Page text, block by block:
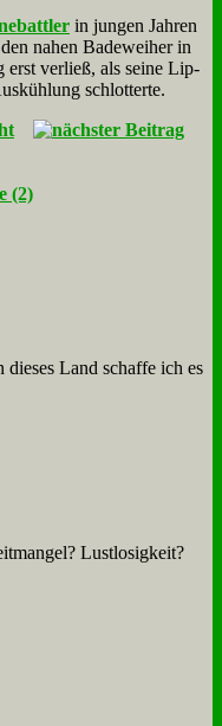
in jun­gen Jah­ren
na­hen Ba­de­wei­her in
erst ver­ließ, als sei­ne Lip­
schlot­ter­te.
(2)
Land schaf­fe ich es
Lust­lo­sig­keit?